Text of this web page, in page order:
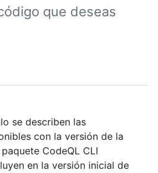
que deseas
se describen las
con la versión de la
CodeQL CLI
en la versión inicial de